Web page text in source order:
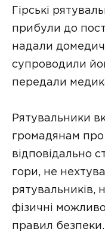
Гірські
прибули до
надали
супроводили
передали
Рятувальники
громадянам
відповідально
гори, не
рятувальників,
фізичні
правил безпеки.